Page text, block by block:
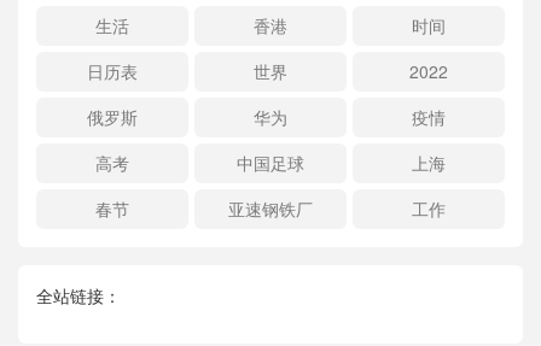
生活
香港
时间
日历表
世界
2022
俄罗斯
华为
疫情
高考
中国足球
上海
春节
亚速钢铁厂 工作
全站链接：